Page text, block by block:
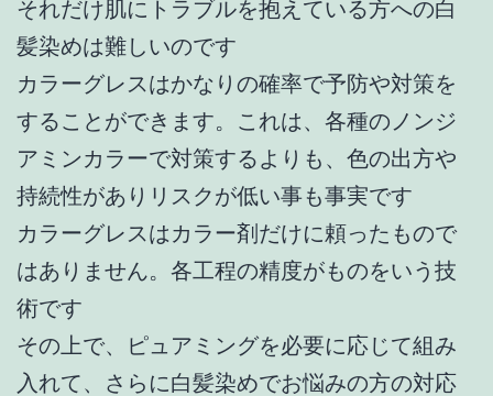
それだけ肌にトラブルを抱えている方への白
髪染めは難しいのです
カラーグレスはかなりの確率で予防や対策を
することができます。これは、各種のノンジ
アミンカラーで対策するよりも、色の出方や
持続性がありリスクが低い事も事実です
カラーグレスはカラー剤だけに頼ったもので
はありません。各工程の精度がものをいう技
術です
その上で、ピュアミングを必要に応じて組み
入れて、さらに白髪染めでお悩みの方の対応